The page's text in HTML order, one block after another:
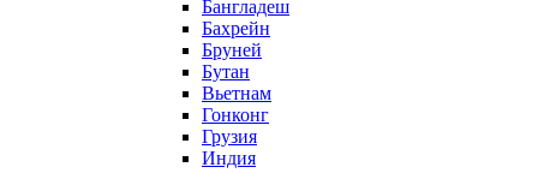
Бангладеш
Бахрейн
Бруней
Бутан
Вьетнам
Гонконг
Грузия
Индия